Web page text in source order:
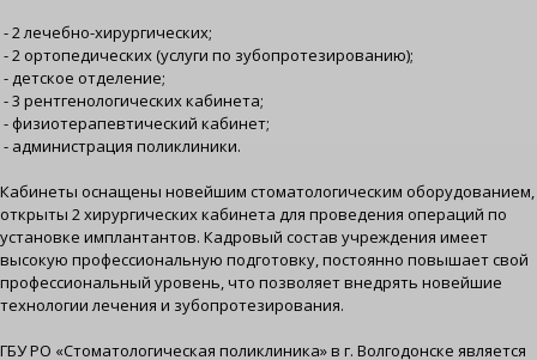
- 2 лечебно-хирургических;
- 2 ортопедических (услуги по зубопротезированию);
- детское отделение;
- 3 рентгенологических кабинета;
- физиотерапевтический кабинет;
- администрация поликлиники.
Кабинеты оснащены новейшим стоматологическим оборудованием,
открыты 2 хирургических кабинета для проведения операций по
установке имплантантов. Кадровый состав учреждения имеет
высокую профессиональную подготовку, постоянно повышает свой
профессиональный уровень, что позволяет внедрять новейшие
технологии лечения и зубопротезирования.
ГБУ РО «Стоматологическая поликлиника» в г. Волгодонске является